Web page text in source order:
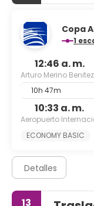
Copa
1
12:46 a. m.
Arturo Merino
10h 47m
10:33 a. m.
Aeropuerto
ECONOMY BASIC
Detalles
13